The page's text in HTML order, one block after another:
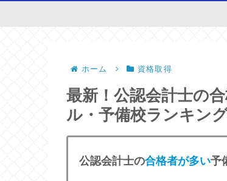
ホーム 資格取得
最新！公認会計士の
ル・予備校ランキン
公認会計士の合格者が多い予